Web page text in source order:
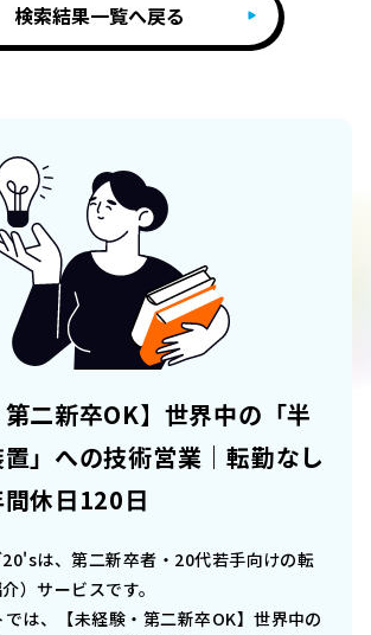
検索結果一覧へ戻る
第二新卒OK】世界中の「半
」への技術営業｜転勤なし
間休日120日
は、第二新卒者・20代若手向けの転
）サービスです。
は、
【未経験・第二新卒OK】世界中の